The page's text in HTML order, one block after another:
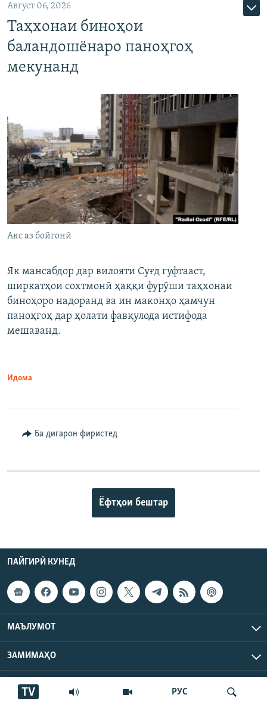
РУС
TV
Август 06, 2026
Таҳхонаи биноҳои
баландошёнаро паноҳгоҳ
мекунанд
Акс аз бойгонӣ
Як мансабдор дар вилояти Суғд гуфтааст,
ширкатҳои сохтмонӣ ҳаққи фурӯши таҳхонаи
биноҳоро надоранд ва ин маконҳо ҳамчун
паноҳгоҳ дар ҳолати фавқулода истифода
мешаванд.
Идома
Ба дигарон фиристед
Ёфтҳои бештар
ПАЙГИРӢ КУНЕД
МАЪЛУМОТ
ЗАМИМАҲО
Радиои Аврупои Озод / Радиои Озодӣ © 2026 RFE/RL. Inc.
Ҳамаи ҳуқуқ маҳфуз аст.